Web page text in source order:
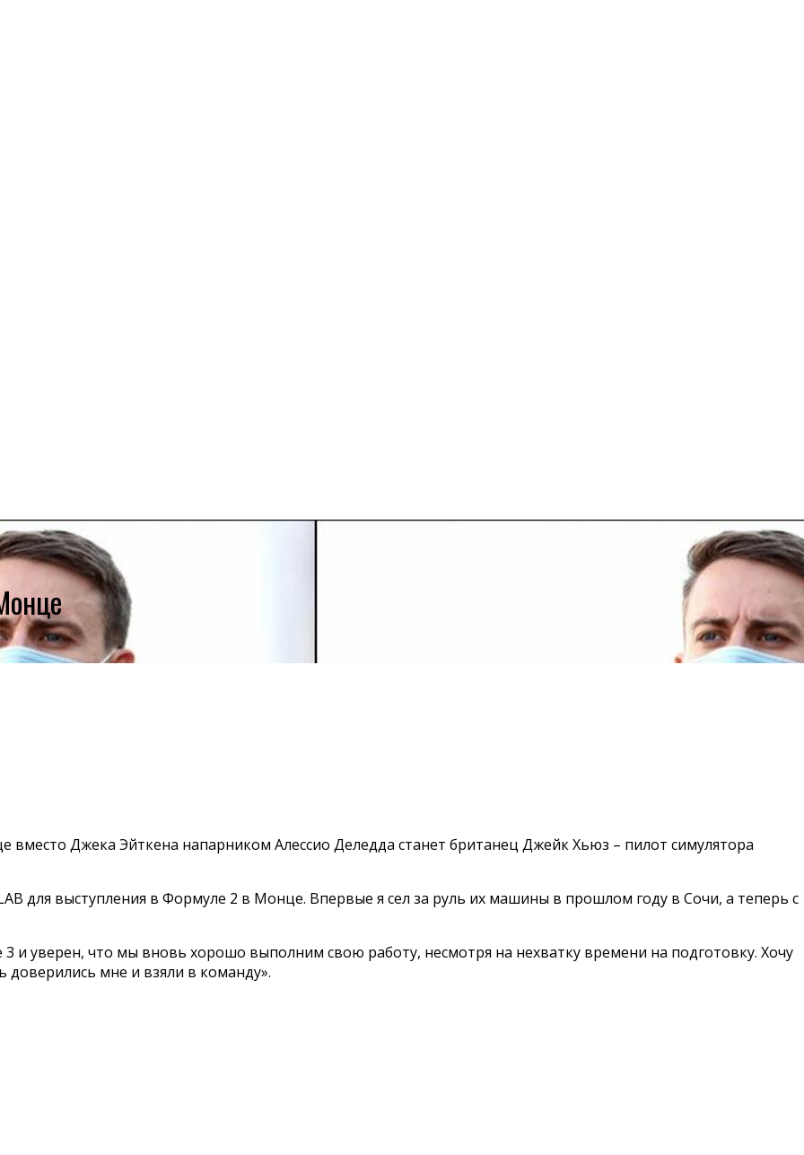
вместо Джека Эйткена напарником Алессио Деледда станет британец Джейк Хьюз – пилот симулятора
для выступления в Формуле 2 в Монце. Впервые я сел за руль их машины в прошлом году в Сочи, а теперь с
и уверен, что мы вновь хорошо выполним свою работу, несмотря на нехватку времени на подготовку. Хочу
доверились мне и взяли в команду».